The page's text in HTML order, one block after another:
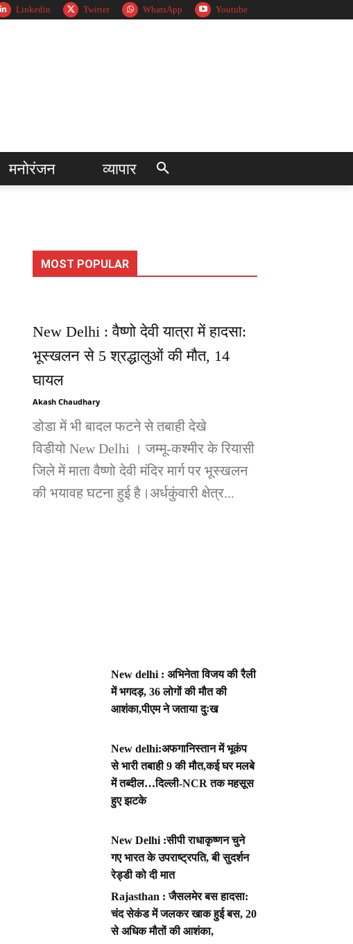
Linkedin Twitter WhatsApp Youtube
मनोरंजन व्यापार
MOST POPULAR
New Delhi : वैष्णो देवी यात्रा में हादसा:
भूस्खलन से 5 श्रद्धालुओं की मौत, 14
घायल
Akash Chaudhary
डोडा में भी बादल फटने से तबाही देखे
विडीयो New Delhi । जम्मू-कश्मीर के रियासी
जिले में माता वैष्णो देवी मंदिर मार्ग पर भूस्खलन
की भयावह घटना हुई है।अर्धकुंवारी क्षेत्र...
New delhi : अभिनेता विजय की रैली
में भगदड़, 36 लोगों की मौत की
आशंका,पीएम ने जताया दुःख
New delhi:अफगानिस्तान में भूकंप
से भारी तबाही 9 की मौत,कई घर मलबे
में तब्दील…दिल्ली-NCR तक महसूस
हुए झटके
New Delhi :सीपी राधाकृष्णन चुने
गए भारत के उपराष्ट्रपति, बी सुदर्शन
रेड्डी को दी मात
Rajasthan : जैसलमेर बस हादसा:
चंद सेकंड में जलकर खाक हुई बस, 20
से अधिक मौतों की आशंका,